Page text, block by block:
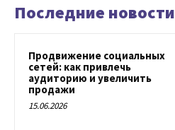
Последние новости
Продвижение социальных
сетей: как привлечь
аудиторию и увеличить
продажи
15.06.2026